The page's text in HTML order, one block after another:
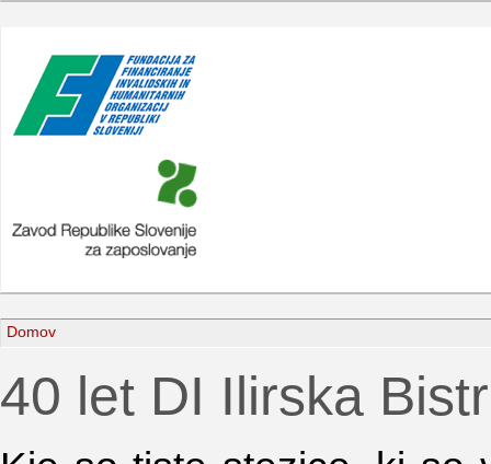
Domov
40 let DI Ilirska